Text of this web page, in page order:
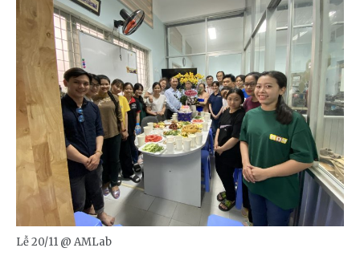
Lễ 20/11 @ AMLab